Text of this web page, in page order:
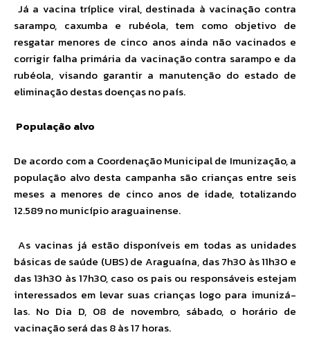
Já a vacina tríplice viral, destinada à vacinação contra
sarampo, caxumba e rubéola, tem como objetivo de
resgatar menores de cinco anos ainda não vacinados e
corrigir falha primária da vacinação contra sarampo e da
rubéola, visando garantir a manutenção do estado de
eliminação destas doenças no país.
População alvo
De acordo com a Coordenação Municipal de Imunização, a
população alvo desta campanha são crianças entre seis
meses a menores de cinco anos de idade, totalizando
12.589 no município araguainense.
As vacinas já estão disponíveis em todas as unidades
básicas de saúde (UBS) de Araguaína, das 7h30 às 11h30 e
das 13h30 às 17h30, caso os pais ou responsáveis estejam
interessados em levar suas crianças logo para imunizá-
las. No Dia D, 08 de novembro, sábado, o horário de
vacinação será das 8 às 17 horas.